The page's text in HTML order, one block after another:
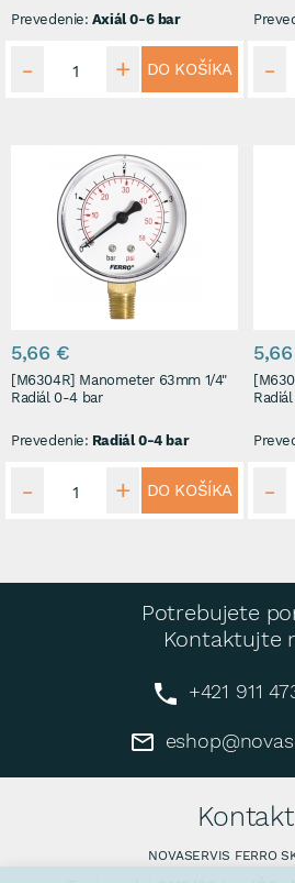
Prevedenie: Axiál 0-6 bar
DO KOŠÍKA
5,66 €
[M6304R] Manometer 63mm 1/4"
Radiál 0-4 bar
Prevedenie: Radiál 0-4 bar
DO KOŠÍKA
[M6306R]
Potrebujete
Kontaktujte
+421 911
Kontakt
NOVASERVIS FERRO